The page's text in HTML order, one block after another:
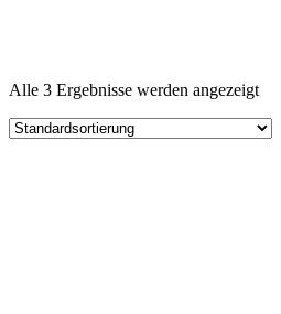
Alle 3 Ergebnisse werden angezeigt